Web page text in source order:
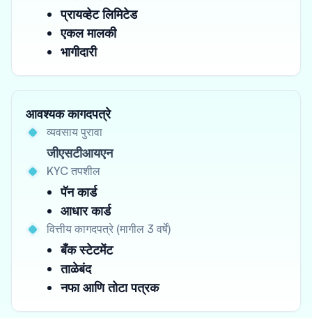
प्रायव्हेट लिमिटेड
एकल मालकी
भागीदारी
आवश्यक कागदपत्रे
व्यवसाय पुरावा
जीएसटीआयएन
KYC तपशील
पॅन कार्ड
आधार कार्ड
वित्तीय कागदपत्रे (मागील 3 वर्षे)
बँक स्टेटमेंट
ताळेबंद
नफा आणि तोटा पत्रक